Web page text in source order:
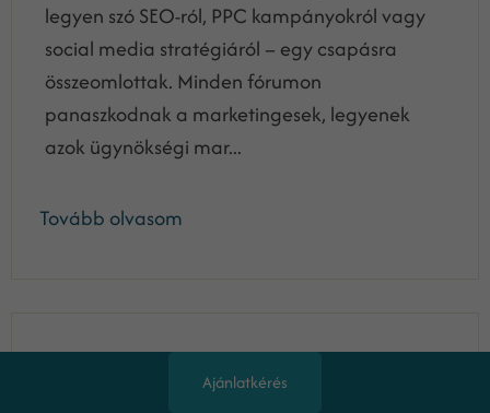
legyen szó SEO-ról, PPC kampányokról vagy
social media stratégiáról – egy csapásra
összeomlottak. Minden fórumon
panaszkodnak a marketingesek, legyenek
azok ügynökségi mar...
Tovább olvasom
Csalódtál a marketingesedben? Nem
Ajánlatkérés